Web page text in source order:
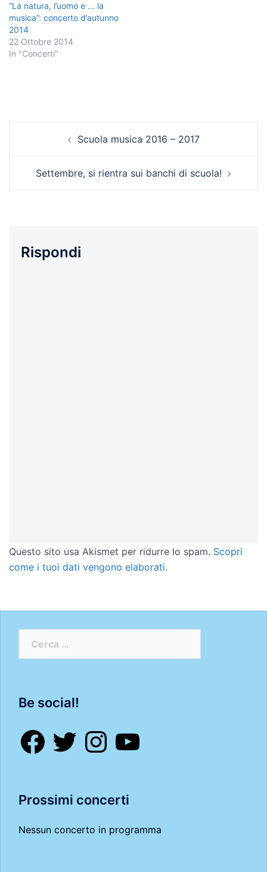
“La natura, l’uomo e … la
musica”: concerto d’autunno
2014
22 Ottobre 2014
In "Concerti"
Scuola musica 2016 – 2017
Settembre, si rientra sui banchi di scuola!
Rispondi
Questo sito usa Akismet per ridurre lo spam. Scopri
come i tuoi dati vengono elaborati.
Be social!
FacebookTwitter InstagramYouTube
Prossimi concerti
Nessun concerto in programma